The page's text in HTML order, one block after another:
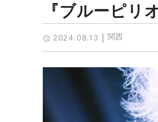
『ブルーピリ
2024.08.13 関西